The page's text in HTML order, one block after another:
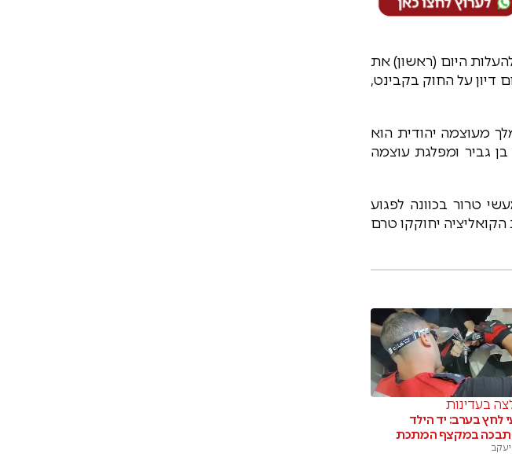
היום (ראשון) את
דיון על החוק בקבינט,
מעוצמה יהודית הוא
גביר ומפלגת עוצמה
טרור בכוונה לפגוע
יחוקקו טרם
בעדינות
לחץ בערב: יד הילד
במקצף המתכת